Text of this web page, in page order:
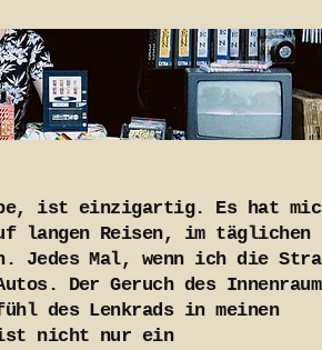
ist einzigartig. Es hat
langen Reisen, im täglichen
Jedes Mal, wenn ich die
Der Geruch des
des Lenkrads in meinen
ist nicht nur ein